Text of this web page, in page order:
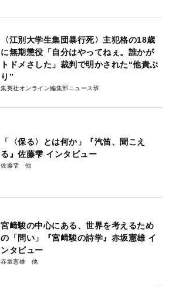
〈江別大学生集団暴行死〉主犯格の18歳
に無期懲役「自分はやってねぇ。誰かが
トドメさした」裁判で明かされた“他責ぶ
り”
集英社オンライン編集部ニュース班
「〈保る〉とは何か」『汽笛、聞こえ
る』佐藤雫 インタビュー
佐藤雫
宮﨑駿の中心にある、世界を考えるため
の「問い」『宮﨑駿の詩学』赤坂憲雄 イ
ンタビュー
赤坂憲雄